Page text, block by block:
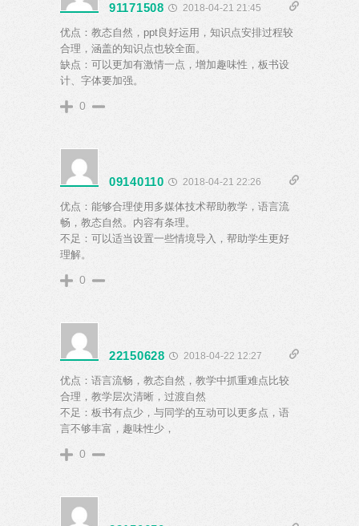
91171508 2018-04-21 21:45
优点：教态自然，ppt良好运用，知识点安排过程较
合理，涵盖的知识点也较全面。
缺点：可以更加有激情一点，增加趣味性，板书设
计、字体要加强。
0
09140110 2018-04-21 22:26
优点：能够合理使用多媒体技术帮助教学，语言流
畅，教态自然。内容有条理。
不足：可以适当设置一些情境导入，帮助学生更好
理解。
0
22150628 2018-04-22 12:27
优点：语言流畅，教态自然，教学中抓重难点比较
合理，教学层次清晰，过渡自然
不足：板书有点少，与同学的互动可以更多点，语
言不够丰富，趣味性少，
0